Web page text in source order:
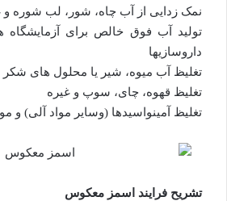
نمک زدایی از آب چاه، شور، لب شوره
تولید آب فوق خالص برای آزمایشگاه
داروسازیها
تغلیظ آب میوه، شیر یا محلول های شکر
تغلیظ قهوه، چای، سوپ و غیره
تغلیظ آمینواسیدها (وسایر مواد آلی) و
تشریح فرایند اسمز معکوس